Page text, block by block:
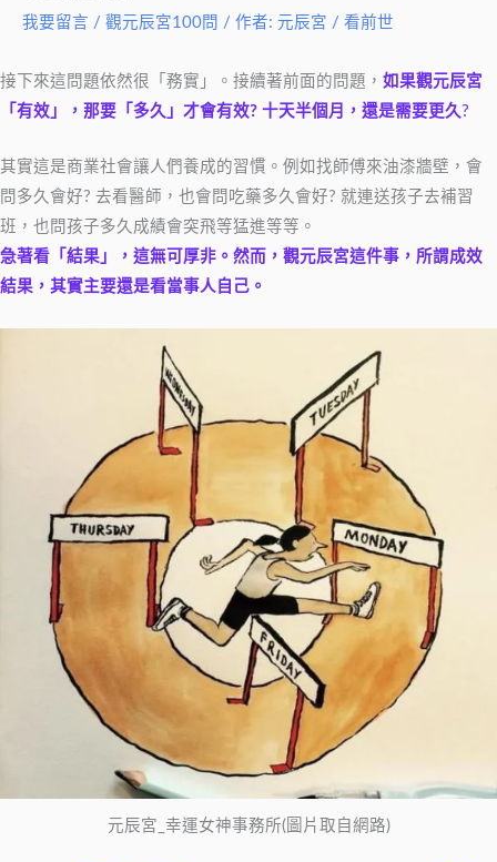
我要留言 / 觀元辰宮100問 / 作者: 元辰宮 / 看前世
接下來這問題依然很「務實」。接續著前面的問題， 如果觀元辰宮
「有效」，那要「多久」才會有效? 十天半個月，還是需要更久?
其實這是商業社會讓人們養成的習慣。例如找師傅來油漆牆壁，會
問多久會好? 去看醫師，也會問吃藥多久會好? 就連送孩子去補習
班，也問孩子多久成績會突飛等猛進等等。
急著看「結果」，這無可厚非。然而，觀元辰宮這件事，所謂成效
結果，其實主要還是看當事人自己。
元辰宮_幸運女神事務所(圖片取自網路)